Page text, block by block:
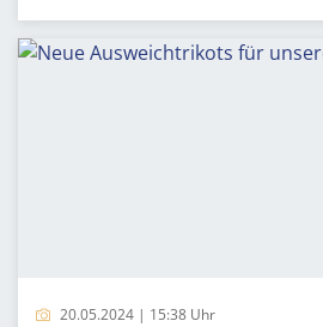
20.05.2024 | 15:38 Uhr